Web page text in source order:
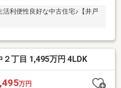
利便性良好な中古住宅♪【井戸
丁目 1,495万円 4LDK
万円